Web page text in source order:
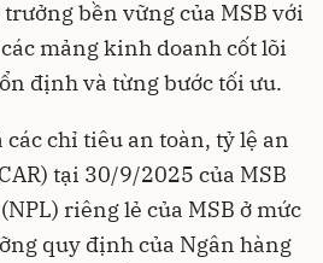
bền vững của MSB với
mảng kinh doanh cốt lõi
định và từng bước tối ưu.
chỉ tiêu an toàn, tỷ lệ an
tại 30/9/2025 của MSB
riêng lẻ của MSB ở mức
quy định của Ngân hàng